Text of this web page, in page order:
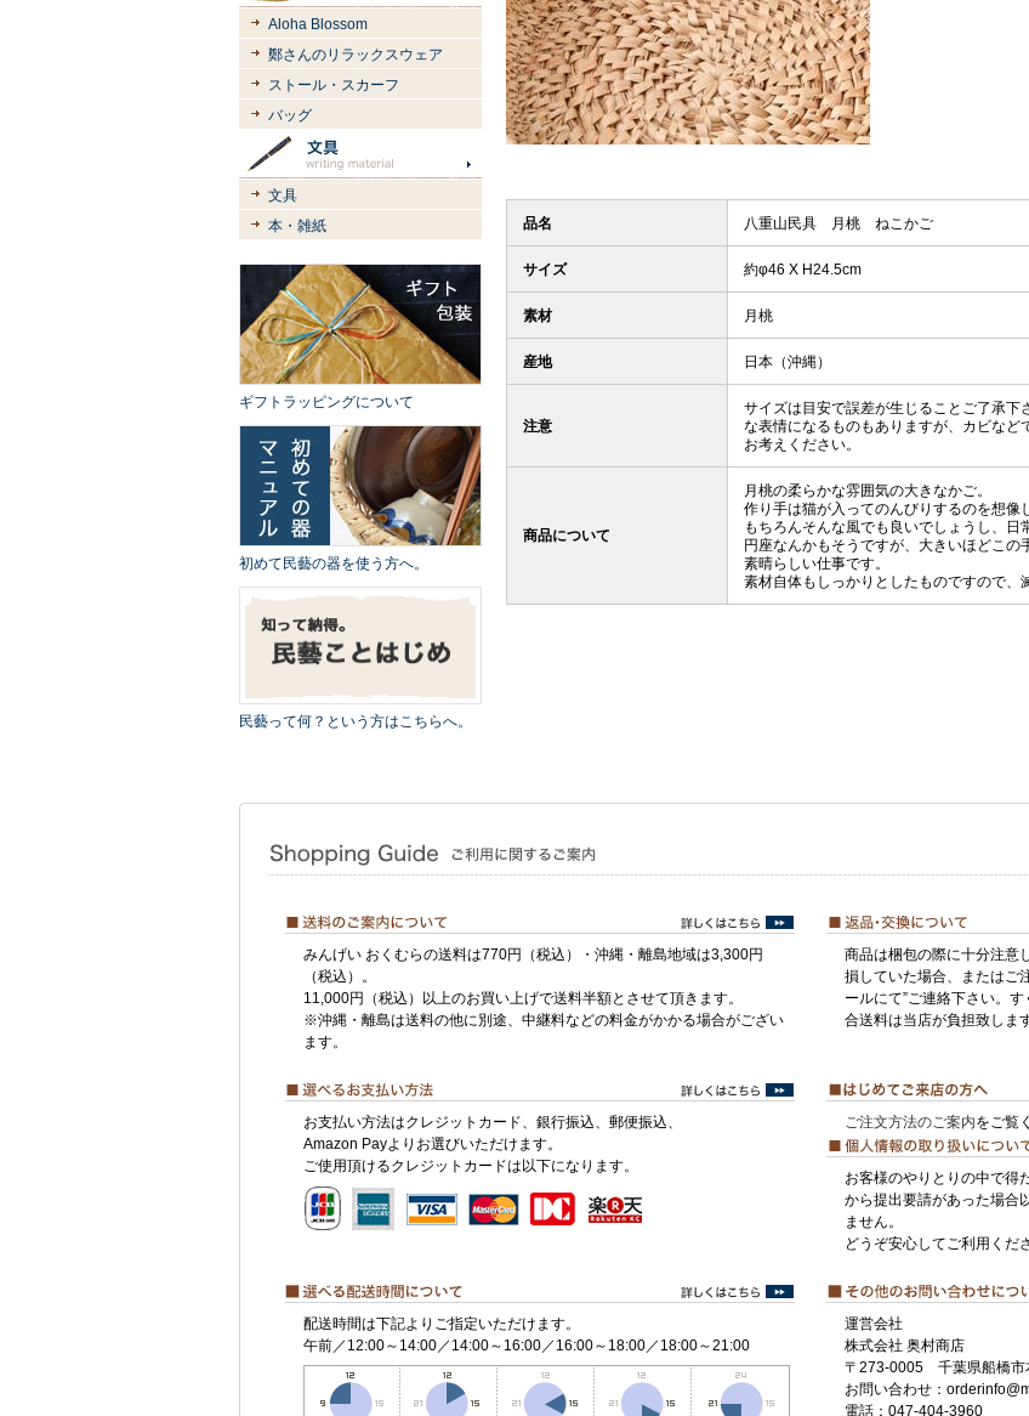
Aloha Blossom
鄭さんのリラックスウェア
ストール・スカーフ
バッグ
文具
本・雑紙
ギフトラッピングについて
初めて民藝の器を使う方へ。
民藝って何？という方はこちらへ。
品名 八重山民具 月桃 ねこかご
サイズ 約φ46 X H24.5cm
素材 月桃
産地 日本（沖縄）
注意
サイズは目安で誤差が生じることご了承下
な表情になるものもありますが、カビな
お考えください。
商品について
月桃の柔らかな雰囲気の大きなかご。
作り手は猫が入ってのんびりするのを想像
もちろんそんな風でも良いでしょうし、日
円座なんかもそうですが、大きいほどこの
素晴らしい仕事です。
素材自体もしっかりとしたものですので、
みんげい おくむらの送料は770円（税込）・沖縄・離島地域は3,300円
（税込）。
11,000円（税込）以上のお買い上げで送料半額とさせて頂きます。
※沖縄・離島は送料の他に別途、中継料などの料金がかかる場合がござい
ます。
商品は梱包の際に十分注意
損していた場合、またはご
ールにて”ご連絡下さい。
合送料は当店が負担致します
お支払い方法はクレジットカード、銀行振込、郵便振込、
Amazon Payよりお選びいただけます。
ご使用頂けるクレジットカードは以下になります。
ご注文方法のご案内をご覧
お客様のやりとりの中で得
から提出要請があった場合
ません。
どうぞ安心してご利用くだ
配送時間は下記よりご指定いただけます。
午前／12:00～14:00／14:00～16:00／16:00～18:00／18:00～21:00
運営会社
株式会社 奥村商店
〒273-0005 千葉県船橋市
お問い合わせ：
電話：047-404-3960